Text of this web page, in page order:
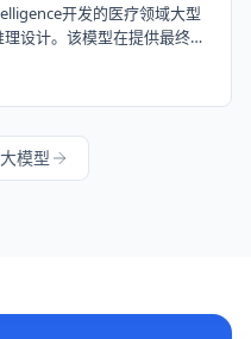
开发的医疗领域大型
设计。该模型在提供最终回
并完善其推理。
模型